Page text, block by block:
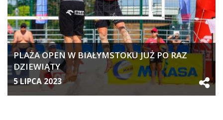
PLAŻA OPEN W BIAŁYMSTOKU JUŻ PO RAZ
DZIEWIĄTY
5 LIPCA 2023